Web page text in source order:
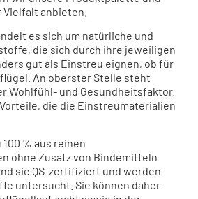
anbieten.
es sich um natürliche und
die sich durch ihre jeweiligen
gut als Einstreu eignen, ob für
An oberster Stelle steht
Wohlfühl- und Gesundheitsfaktor.
die die Einstreumaterialien
% aus reinen
ohne Zusatz von Bindemitteln
sie QS-zertifiziert und werden
untersucht. Sie können daher